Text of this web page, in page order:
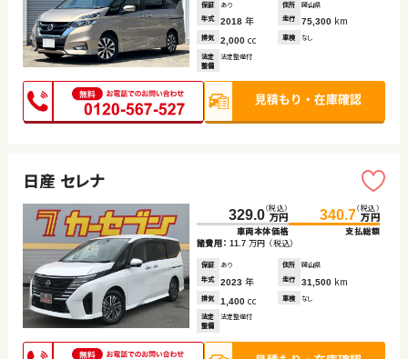
保証 あり 住所
岡山県
年式
2018 年 走行 75,300 km
排気 2,000 cc 車検 なし
法定
整備
法定整備付
日産 セレナ
329.0（税込）
万円
車両本体価格
340.7（税込）
万円
支払総額
諸費用： 11.7 万円 （税込）
保証 あり 住所
岡山県
年式
2023 年 走行 31,500 km
排気 1,400 cc 車検 なし
法定
整備
法定整備付